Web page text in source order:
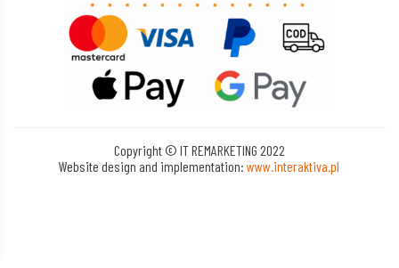
Copyright © IT REMARKETING 2022
Website design and implementation:www.interaktiva.pl